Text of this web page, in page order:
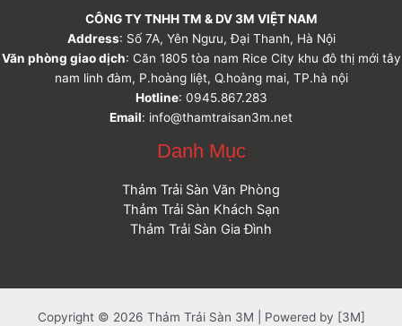
CÔNG TY TNHH TM & DV 3M VIỆT NAM
Address: Số 7A, Yên Ngưu, Đại Thanh, Hà Nội
Văn phòng giao dịch: Căn 1805 tòa nam Rice City khu đô thị mới tây
nam linh đàm, P.hoàng liệt, Q.hoàng mai, TP.hà nội
Hotline: 0945.867.283
Email: info@thamtraisan3m.net
Danh Mục
Thảm Trải Sàn Văn Phòng
Thảm Trải Sàn Khách Sạn
Thảm Trải Sàn Gia Đình
Copyright © 2026 Thảm Trải Sàn 3M | Powered by [3M]